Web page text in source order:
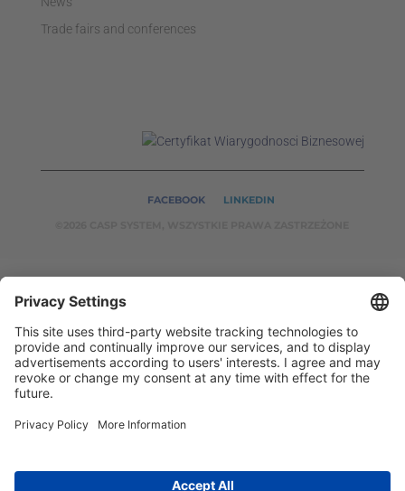
Trade fairs and conferences
FACEBOOK
LINKEDIN
ENDT.PL
BINAR24.PL EH24.PL
CASP System – Your Partner in Non-Destructive Testing
2002 - 2026 © CopyrightCASP System/Privacy policy/